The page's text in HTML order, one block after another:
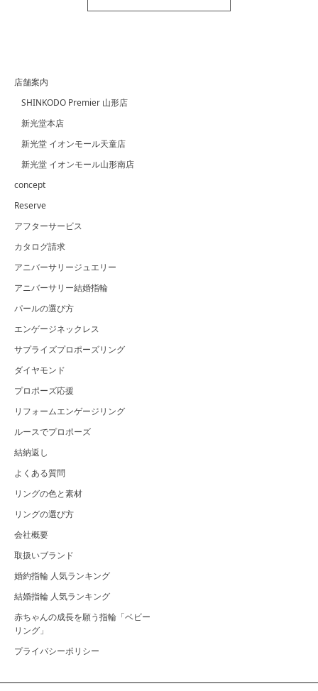
店舗案内
SHINKODO Premier 山形店
新光堂本店
新光堂 イオンモール天童店
新光堂 イオンモール山形南店
concept
Reserve
アフターサービス
カタログ請求
アニバーサリージュエリー
アニバーサリー結婚指輪
パールの選び方
エンゲージネックレス
サプライズプロポーズリング
ダイヤモンド
プロポーズ応援
リフォームエンゲージリング
ルースでプロポーズ
結納返し
よくある質問
リングの色と素材
リングの選び方
会社概要
取扱いブランド
婚約指輪 人気ランキング
結婚指輪 人気ランキング
赤ちゃんの成長を願う指輪「ベビー
リング」
プライバシーポリシー